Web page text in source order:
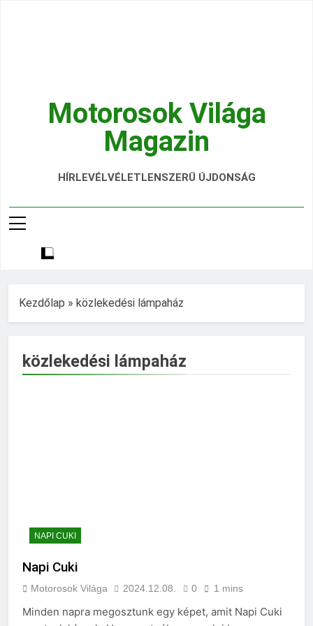
Motorosok Világa
Magazin
Hírek, Tesztek, Élmények Egy Helyen!
HÍRLEVÉLVÉLETLENSZERŰ ÚJDONSÁG
Kezdőlap » közlekedési lámpaház
közlekedési lámpaház
NAPI CUKI
Napi Cuki
Motorosok Világa 2024.12.08. 0 1 mins
Minden napra megosztunk egy képet, amit Napi Cuki